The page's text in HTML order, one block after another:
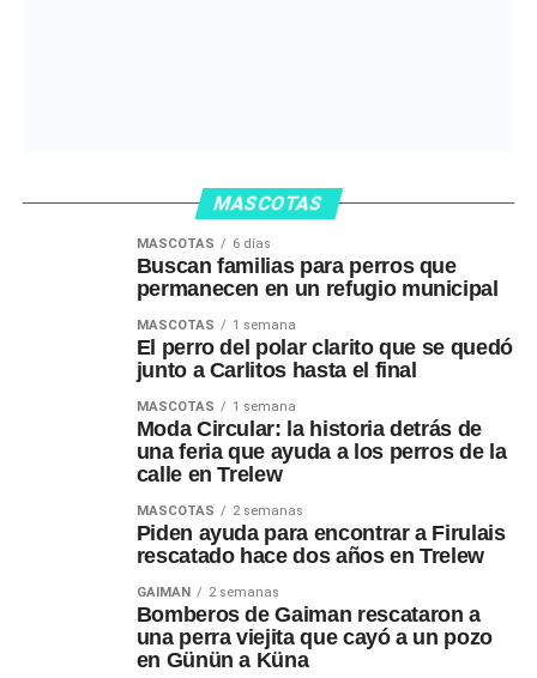
MASCOTAS
MASCOTAS 6 días
Buscan familias para perros que
permanecen en un refugio municipal
MASCOTAS 1 semana
El perro del polar clarito que se quedó
junto a Carlitos hasta el final
MASCOTAS 1 semana
Moda Circular: la historia detrás de
una feria que ayuda a los perros de la
calle en Trelew
MASCOTAS 2 semanas
Piden ayuda para encontrar a Firulais
rescatado hace dos años en Trelew
GAIMAN 2 semanas
Bomberos de Gaiman rescataron a
una perra viejita que cayó a un pozo
en Günün a Küna